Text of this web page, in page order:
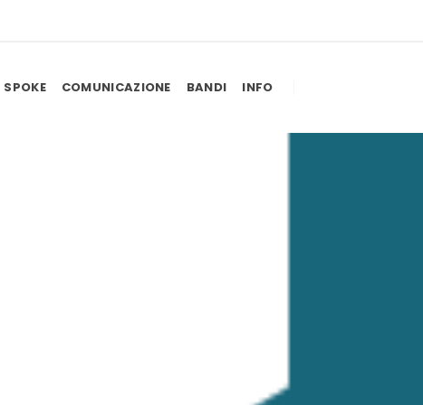
SPOKE COMUNICAZIONE BANDI INFO